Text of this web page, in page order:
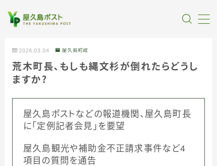
全記事カテゴリー
私たちについて
受賞・報道
情報提供
2026.03.04 屋久島町政
荒木町長、もしも縄文杉が倒れたらどうし
ますか？
屋久島ポストなどの報道機関、屋久島町長
に「定例記者会見」を要望
屋久島観光や補助金不正請求事件など4
項目の質問を通告